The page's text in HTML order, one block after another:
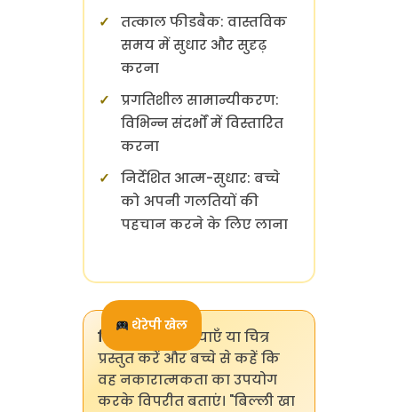
तत्काल फीडबैक: वास्तविक
समय में सुधार और सुदृढ़
करना
प्रगतिशील सामान्यीकरण:
विभिन्न संदर्भों में विस्तारित
करना
निर्देशित आत्म-सुधार: बच्चे
को अपनी गलतियों की
पहचान करने के लिए लाना
थेरेपी खेल
विपरीत खेल:
क्रियाएँ या चित्र
प्रस्तुत करें और बच्चे से कहें कि
वह नकारात्मकता का उपयोग
करके विपरीत बताएं। "बिल्ली खा